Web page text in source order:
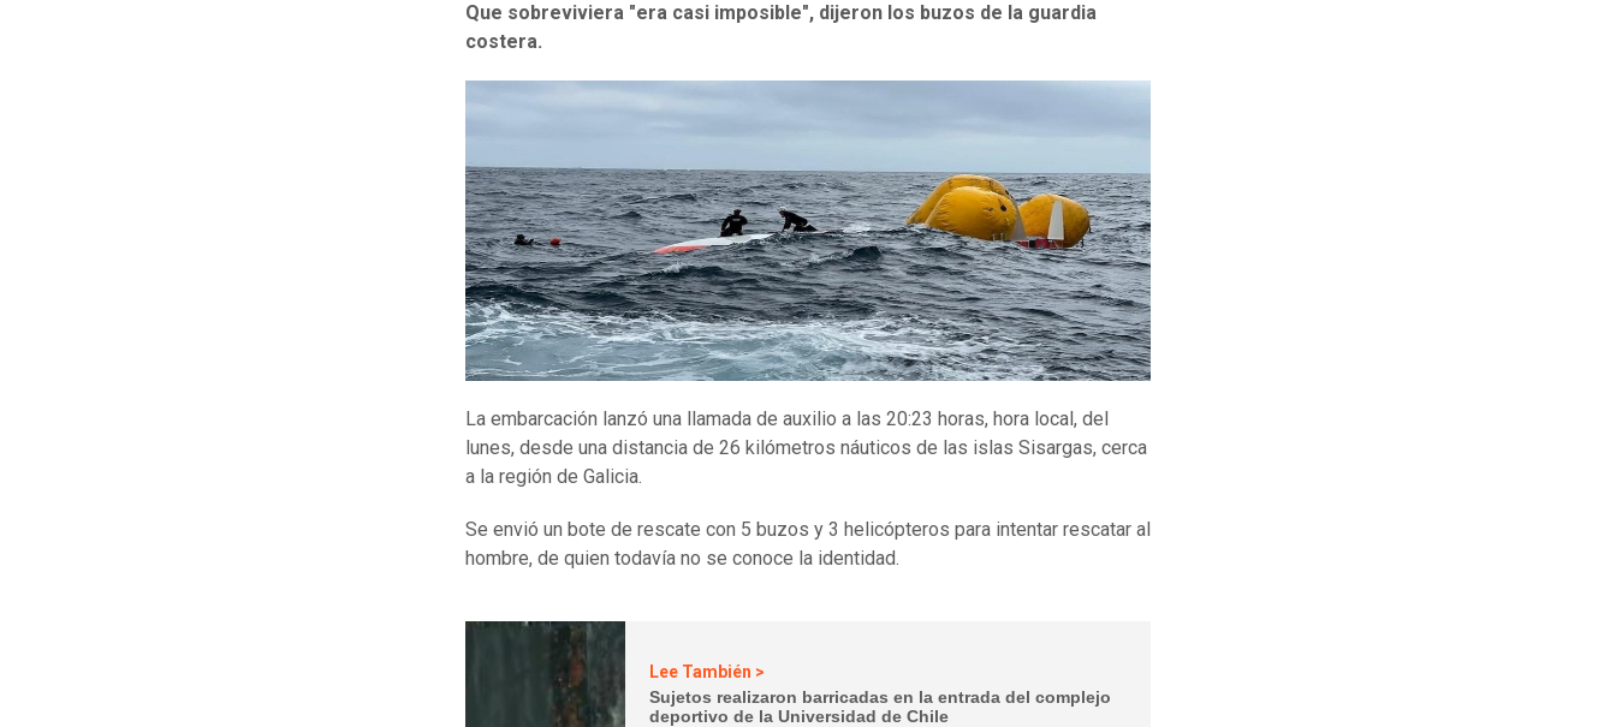
Que sobreviviera "era casi imposible", dijeron los buzos de la guardia
costera.
La embarcación lanzó una llamada de auxilio a las 20:23 horas, hora local, del
lunes, desde una distancia de 26 kilómetros náuticos de las islas Sisargas, cerca
a la región de Galicia.
Se envió un bote de rescate con 5 buzos y 3 helicópteros para intentar rescatar al
hombre, de quien todavía no se conoce la identidad.
Lee También >
Sujetos realizaron barricadas en la entrada del complejo
deportivo de la Universidad de Chile